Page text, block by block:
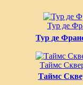
Тур де
Тур де
Таймс
Таймс